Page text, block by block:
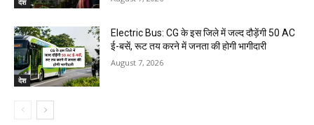
देश
देश
Electric Bus: CG के इस जिले में जल्द दौड़ेंगी 50 AC
ई-बसें, रूट तय करने में जनता की होगी भागीदारी
August 7, 2026